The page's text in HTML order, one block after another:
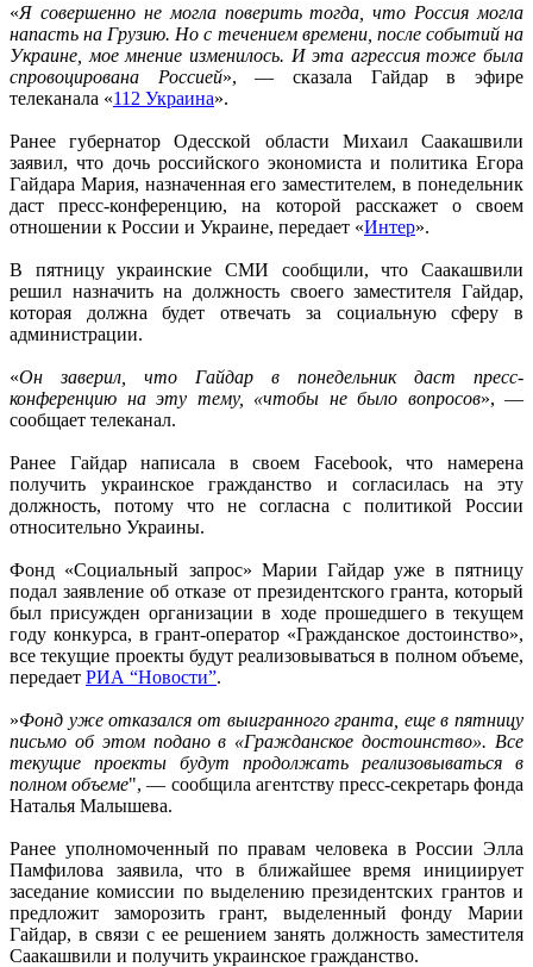
«Я совершенно не могла поверить тогда, что Россия могла
напасть на Грузию. Но с течением времени, после событий на
Украине, мое мнение изменилось. И эта агрессия тоже была
спровоцирована Россией», — сказала Гайдар в эфире
телеканала «112 Украина».
Ранее губернатор Одесской области Михаил Саакашвили
заявил, что дочь российского экономиста и политика Егора
Гайдара Мария, назначенная его заместителем, в понедельник
даст пресс-конференцию, на которой расскажет о своем
отношении к России и Украине, передает «Интер».
В пятницу украинские СМИ сообщили, что Саакашвили
решил назначить на должность своего заместителя Гайдар,
которая должна будет отвечать за социальную сферу в
администрации.
«Он заверил, что Гайдар в понедельник даст пресс-
конференцию на эту тему, «чтобы не было вопросов», —
сообщает телеканал.
Ранее Гайдар написала в своем Facebook, что намерена
получить украинское гражданство и согласилась на эту
должность, потому что не согласна с политикой России
относительно Украины.
Фонд «Социальный запрос» Марии Гайдар уже в пятницу
подал заявление об отказе от президентского гранта, который
был присужден организации в ходе прошедшего в текущем
году конкурса, в грант-оператор «Гражданское достоинство»,
все текущие проекты будут реализовываться в полном объеме,
передает РИА “Новости”.
»Фонд уже отказался от выигранного гранта, еще в пятницу
письмо об этом подано в «Гражданское достоинство». Все
текущие проекты будут продолжать реализовываться в
полном объеме", — сообщила агентству пресс-секретарь фонда
Наталья Малышева.
Ранее уполномоченный по правам человека в России Элла
Памфилова заявила, что в ближайшее время инициирует
заседание комиссии по выделению президентских грантов и
предложит заморозить грант, выделенный фонду Марии
Гайдар, в связи с ее решением занять должность заместителя
Саакашвили и получить украинское гражданство.